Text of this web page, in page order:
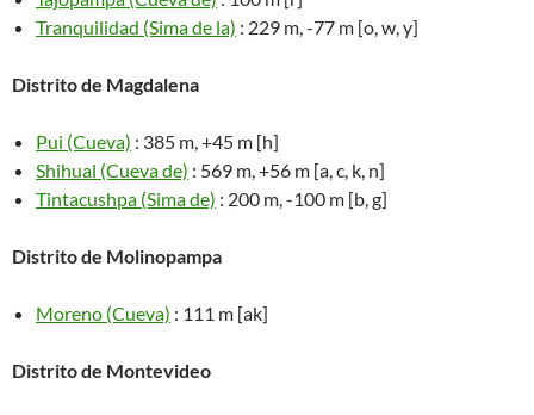
Tranquilidad (Sima de la) : 229 m, -77 m [o, w, y]
Distrito de Magdalena
Pui (Cueva) : 385 m, +45 m [h]
Shihual (Cueva de) : 569 m, +56 m [a, c, k, n]
Tintacushpa (Sima de) : 200 m, -100 m [b, g]
Distrito de Molinopampa
Moreno (Cueva) : 111 m [ak]
Distrito de Montevideo